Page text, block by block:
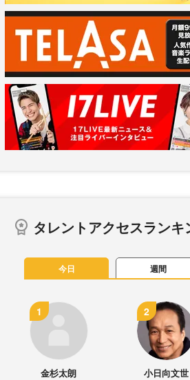
タレントアクセスランキ
今日 週間
金杉太朗 小日向文世